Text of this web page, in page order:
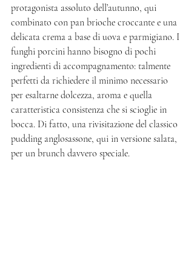
protagonista assoluto dell’autunno, qui
combinato con pan brioche croccante e una
delicata crema a base di uova e parmigiano. I
funghi porcini hanno bisogno di pochi
ingredienti di accompagnamento: talmente
perfetti da richiedere il minimo necessario
per esaltarne dolcezza, aroma e quella
caratteristica consistenza che si scioglie in
bocca. Di fatto, una rivisitazione del classico
pudding anglosassone, qui in versione salata,
per un brunch davvero speciale.